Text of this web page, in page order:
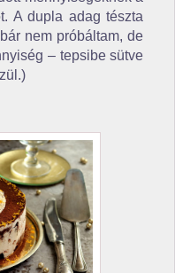
A dupla adag tészta
nem próbáltam, de
– tepsibe sütve